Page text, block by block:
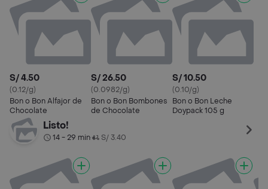
S/ 4.50
(0.12/g)
Bon o Bon Alfajor de
Chocolate
S/ 26.50
(0.0982/g)
Bon o Bon Bombones
de Chocolate
S/ 10.50
(0.10/g)
Bon o Bon Leche
Doypack 105 g
Listo!
14 - 29 min• S/ 3.40